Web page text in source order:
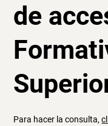
de
Para hacer la consulta,